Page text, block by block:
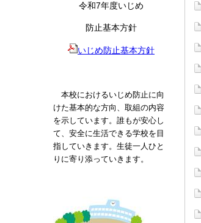
令和7年度いじめ
防止基本方針
いじめ防止基本方針
本校におけるいじめ防止に向
けた基本的な方向、取組の内容
を示しています。誰もが安心し
て、安全に生活できる学校を目
指していきます。生徒一人ひと
りに寄り添っていきます。